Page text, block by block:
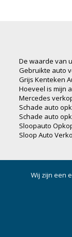
De waarde van
Gebruikte auto
Grijs Kenteken
Hoeveel is mijn
Mercedes
Schade auto
Schade auto
Sloopauto
Sloop Auto
Wij zijn een